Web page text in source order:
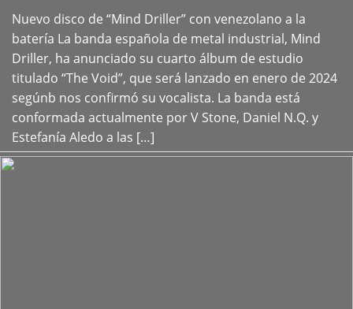
Nuevo disco de “Mind Driller” con venezolano a la
batería La banda española de metal industrial, Mind
Driller, ha anunciado su cuarto álbum de estudio
titulado “The Void”, que será lanzado en enero de 2024
segúnb nos confirmó su vocalista. La banda está
conformada actualmente por V Stone, Daniel N.Q. y
Estefanía Aledo a las […]
+